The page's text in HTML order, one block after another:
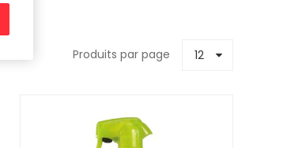
Produits par page 12